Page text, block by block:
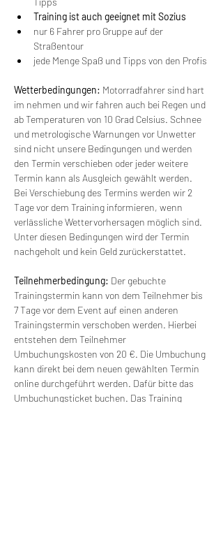
Training ist auch geeignet mit Sozius
nur 6 Fahrer pro Gruppe auf der
Straßentour
jede Menge Spaß und Tipps von den Profis
Wetterbedingungen: Motorradfahrer sind hart
im nehmen und wir fahren auch bei Regen und
ab Temperaturen von 10 Grad Celsius. Schnee
und metrologische Warnungen vor Unwetter
sind nicht unsere Bedingungen und werden
den Termin verschieben oder jeder weitere
Termin kann als Ausgleich gewählt werden.
Bei Verschiebung des Termins werden wir 2
Tage vor dem Training informieren, wenn
verlässliche Wettervorhersagen möglich sind.
Unter diesen Bedingungen wird der Termin
nachgeholt und kein Geld zurückerstattet.
Teilnehmerbedingung: Der gebuchte
Trainingstermin kann von dem Teilnehmer bis
7 Tage vor dem Event auf einen anderen
Trainingstermin verschoben werden. Hierbei
entstehen dem Teilnehmer
Umbuchungskosten von 20 €. Die Umbuchung
kann direkt bei dem neuen gewählten Termin
online durchgeführt werden. Dafür bitte das
Umbuchungsticket buchen. Das Training